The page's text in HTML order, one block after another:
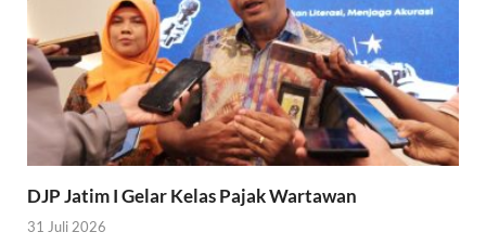
DJP Jatim I Gelar Kelas Pajak Wartawan
31 Juli 2026